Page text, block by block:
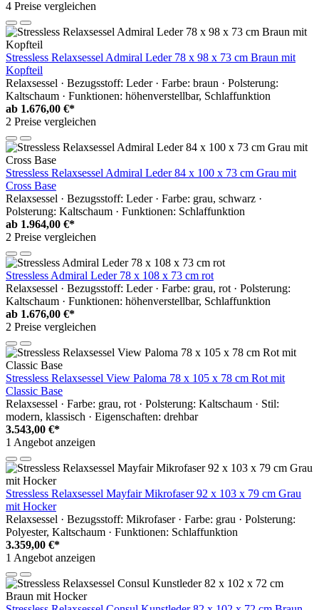
4 Preise vergleichen
Stressless Relaxsessel Admiral Leder 78 x 98 x 73 cm Braun mit
Kopfteil
Relaxsessel · Bezugsstoff: Leder · Farbe: braun · Polsterung:
Kaltschaum · Funktionen: höhenverstellbar, Schlaffunktion
ab 1.676,00 €*
2 Preise vergleichen
Stressless Relaxsessel Admiral Leder 84 x 100 x 73 cm Grau mit
Cross Base
Relaxsessel · Bezugsstoff: Leder · Farbe: grau, schwarz ·
Polsterung: Kaltschaum · Funktionen: Schlaffunktion
ab 1.964,00 €*
2 Preise vergleichen
Stressless Admiral Leder 78 x 108 x 73 cm rot
Relaxsessel · Bezugsstoff: Leder · Farbe: grau, rot · Polsterung:
Kaltschaum · Funktionen: höhenverstellbar, Schlaffunktion
ab 1.676,00 €*
2 Preise vergleichen
Stressless Relaxsessel View Paloma 78 x 105 x 78 cm Rot mit
Classic Base
Relaxsessel · Farbe: grau, rot · Polsterung: Kaltschaum · Stil:
modern, klassisch · Eigenschaften: drehbar
3.543,00 €*
1 Angebot anzeigen
Stressless Relaxsessel Mayfair Mikrofaser 92 x 103 x 79 cm Grau
mit Hocker
Relaxsessel · Bezugsstoff: Mikrofaser · Farbe: grau · Polsterung:
Polyester, Kaltschaum · Funktionen: Schlaffunktion
3.359,00 €*
1 Angebot anzeigen